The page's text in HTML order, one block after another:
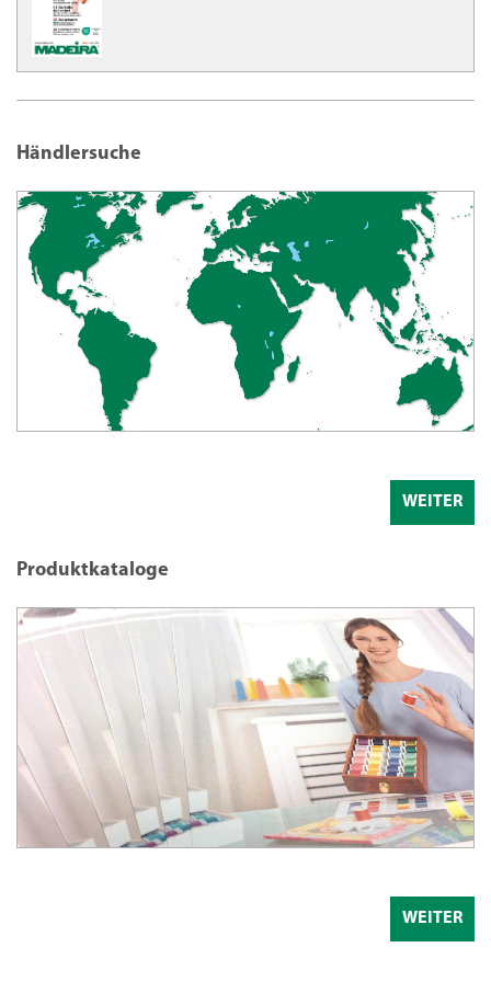
Händlersuche
WEITER
Produktkataloge
WEITER